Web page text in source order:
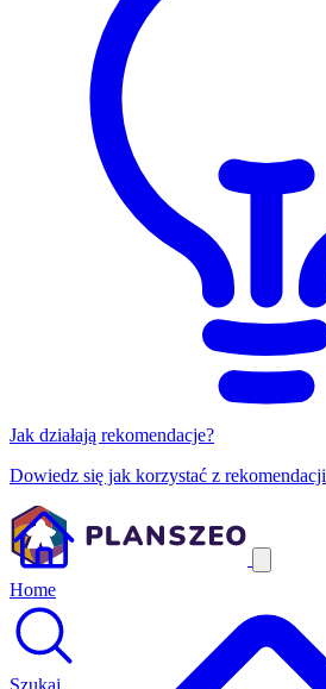
Jak działają rekomendacje?
Dowiedz się jak korzystać z rekomendacji
Home
Szukaj